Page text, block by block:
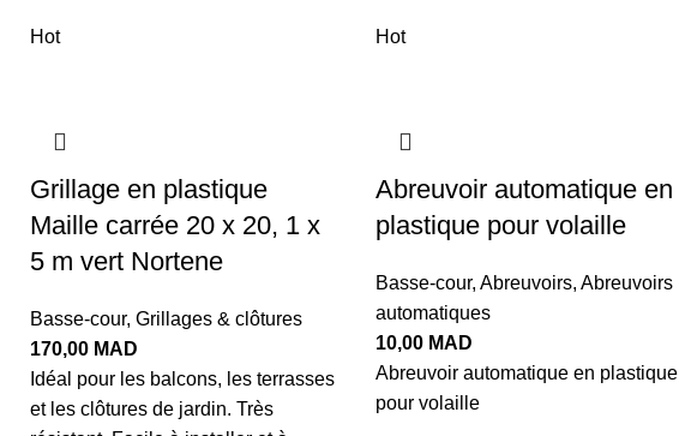
Hot
Grillage en plastique
Maille carrée 20 x 20, 1 x
5 m vert Nortene
Basse-cour, Grillages & clôtures
170,00 MAD
Idéal pour les balcons, les terrasses
et les clôtures de jardin. Très
Hot
Abreuvoir automatique en
plastique pour volaille
Basse-cour, Abreuvoirs, Abreuvoirs
automatiques
10,00 MAD
Abreuvoir automatique en plastique
pour volaille